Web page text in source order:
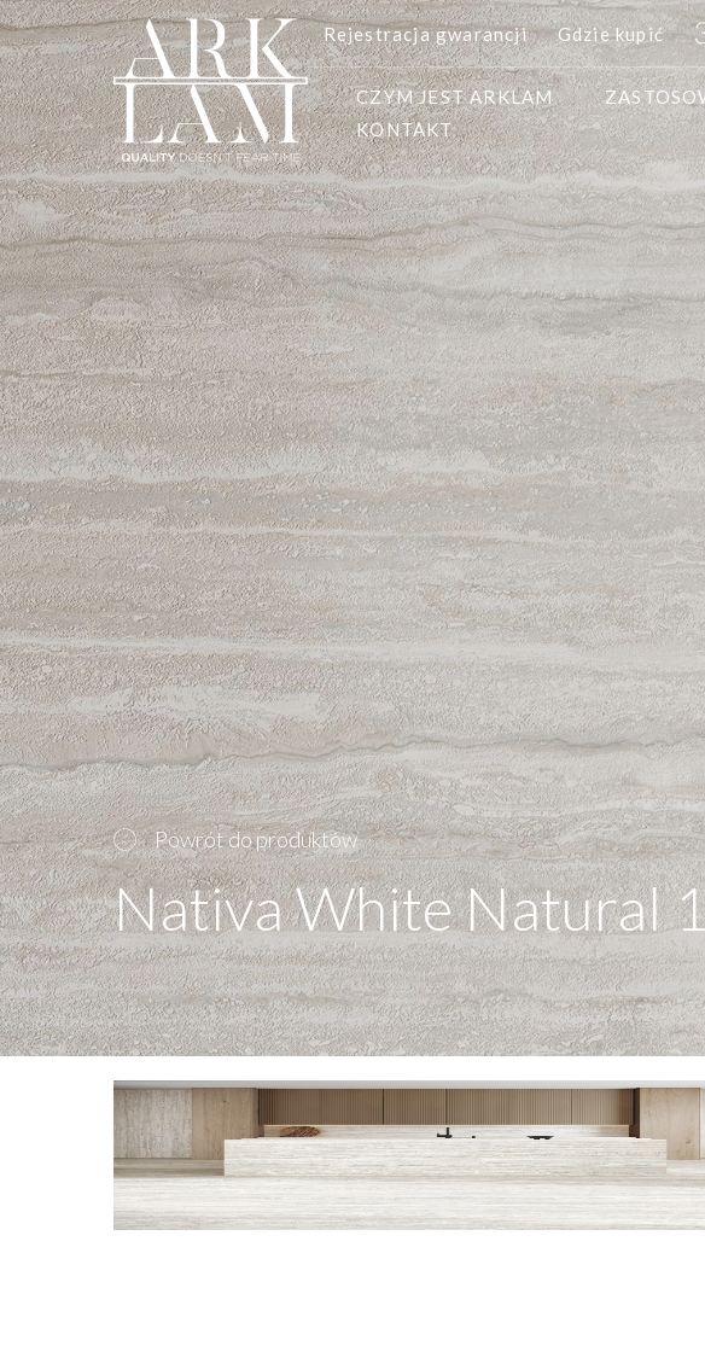
Rejestracja gwarancji Gdzie kupić
CZYM JEST ARKLAM
KONTAKT
Powrót do produktów
Nativa White Natural